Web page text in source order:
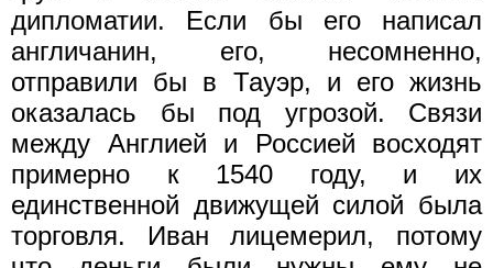
дипломатии. Если бы его написал
англичанин, его, несомненно,
отправили бы в Тауэр, и его жизнь
оказалась бы под угрозой. Связи
между Англией и Россией восходят
примерно к 1540 году, и их
единственной движущей силой была
торговля. Иван лицемерил, потому